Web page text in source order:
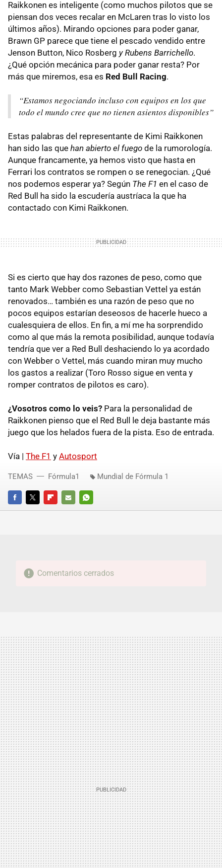
Raikkonen es inteligente (como muchos pilotos que se
piensan dos veces recalar en McLaren tras lo visto los
últimos años). Mirando opciones para poder ganar,
Brawn GP parece que tiene el pescado vendido entre
Jenson Button, Nico Rosberg y Rubens Barrichello.
¿Qué opción mecánica para poder ganar resta? Por
más que miremos, esa es Red Bull Racing.
“Estamos negociando incluso con equipos en los que
todo el mundo cree que no tienen asientos disponibles”
Estas palabras del representante de Kimi Raikkonen
han sido las que han abierto el fuego de la rumorología.
Aunque francamente, ya hemos visto que hasta en
Ferrari los contratos se rompen o se renegocian. ¿Qué
nos podemos esperar ya? Según The F1 en el caso de
Red Bull ha sido la escudería austríaca la que ha
contactado con Kimi Raikkonen.
Si es cierto que hay dos razones de peso, como que
tanto Mark Webber como Sebastian Vettel ya están
renovados… también es una razón de peso que no
pocos equipos estarían deseosos de hacerle hueco a
cualesquiera de ellos. En fin, a mí me ha sorprendido
como al que más la remota posibilidad, aunque todavía
tendría que ver a Red Bull deshaciendo lo ya acordado
con Webber o Vettel, más cuando miran muy mucho
los gastos a realizar (Toro Rosso sigue en venta y
romper contratos de pilotos es caro).
¿Vosotros como lo veis? Para la personalidad de
Raikkonen pienso que el Red Bull le deja bastante más
juego que los helados fuera de la pista. Eso de entrada.
Vía | The F1 y Autosport
FACEBOOKTWITTERFLIPBOARD
E-
WHATSAPP
TEMAS Fórmula1 Mundial de Fórmula 1
Comentarios cerrados